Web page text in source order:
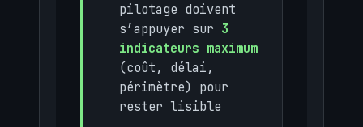
pilotage doivent
s’appuyer sur 3
indicateurs maximum
(coût, délai,
périmètre) pour
rester lisible